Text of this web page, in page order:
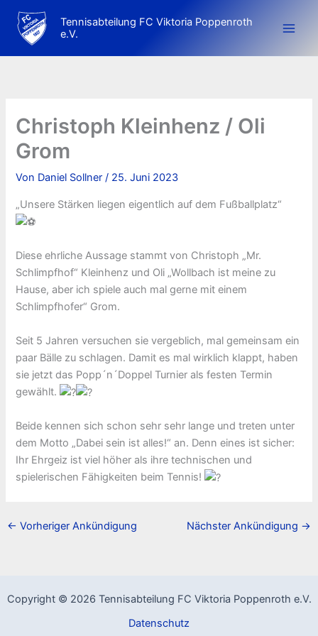
Inhalt
springen
Tennisabteilung FC Viktoria Poppenroth
e.V.
Christoph Kleinhenz / Oli
Grom
Von Daniel Sollner/ 25. Juni 2023
„Unsere Stärken liegen eigentlich auf dem Fußballplatz“
Diese ehrliche Aussage stammt von Christoph „Mr.
Schlimpfhof“ Kleinhenz und Oli „Wollbach ist meine zu
Hause, aber ich spiele auch mal gerne mit einem
Schlimpfhofer“ Grom.
Seit 5 Jahren versuchen sie vergeblich, mal gemeinsam ein
paar Bälle zu schlagen. Damit es mal wirklich klappt, haben
sie jetzt das Popp´n´Doppel Turnier als festen Termin
gewählt.
Beide kennen sich schon sehr sehr lange und treten unter
dem Motto „Dabei sein ist alles!“ an. Denn eines ist sicher:
Ihr Ehrgeiz ist viel höher als ihre technischen und
spielerischen Fähigkeiten beim Tennis!
← Vorheriger Ankündigung Nächster Ankündigung →
Copyright © 2026 Tennisabteilung FC Viktoria Poppenroth e.V.
Datenschutz